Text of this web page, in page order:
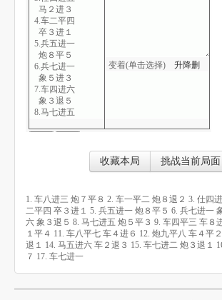
马２进３
4.车二平四
卒３进１
5.兵五进一
炮８平５
6.兵七进一
象５进３
7.车四进六
象３退５
8.马七进五
9.车四平三
12.炮九平八
车４平２
13.炮八平六
马３退１
14.马五进六
车２退３
15.车七进二
变着(单击选择) 升降删
收藏本局 挑战当前局面
1. 车八进三 炮７平８ 2. 车一平二 炮８退２ 3. 仕四
二平四 卒３进１ 5. 兵五进一 炮８平５ 6. 兵七进一
六 象３退５ 8. 马七进五 炮５平３ 9. 车四平三 车８
１平４ 11. 车八平七 车４进６ 12. 炮九平八 车４平
退１ 14. 马五进六 车２退３ 15. 车七进二 炮３退１
７ 17. 车七进一